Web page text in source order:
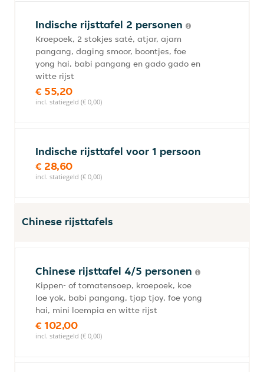
Indische rijsttafel 2 personen
Kroepoek, 2 stokjes saté, atjar, ajam
pangang, daging smoor, boontjes, foe
yong hai, babi pangang en gado gado en
witte rijst
€ 55,20
incl. statiegeld (€ 0,00)
Indische rijsttafel voor 1 persoon
€ 28,60
incl. statiegeld (€ 0,00)
Chinese rijsttafels
Chinese rijsttafel 4/5 personen
Kippen- of tomatensoep, kroepoek, koe
loe yok, babi pangang, tjap tjoy, foe yong
hai, mini loempia en witte rijst
€ 102,00
incl. statiegeld (€ 0,00)